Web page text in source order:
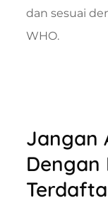
dan sesuai
WHO.
Jangan
Dengan